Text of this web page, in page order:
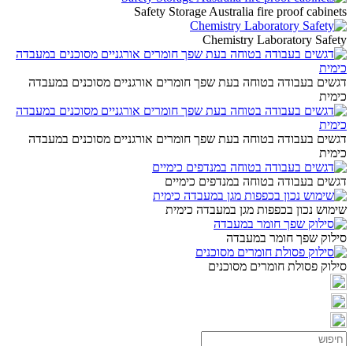
Safety Storage Australia fire proof cabinets
Chemistry Laboratory Safety
דגשים בעבודה בטוחה בעת שפך חומרים אורגניים מסוכנים במעבדה
כימית
דגשים בעבודה בטוחה בעת שפך חומרים אורגניים מסוכנים במעבדה
כימית
דגשים בעבודה בטוחה במנדפים כימיים
שימוש נכון בכפפות מגן במעבדה כימית
סילוק שפך חומר במעבדה
סילוק פסולת חומרים מסוכנים